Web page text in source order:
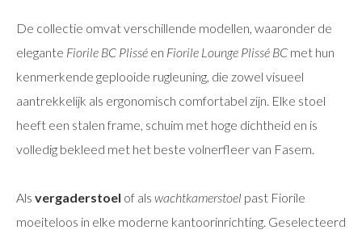
De collectie omvat verschillende modellen, waaronder de
elegante Fiorile BC Plissé en Fiorile Lounge Plissé BC met hun
kenmerkende geplooide rugleuning, die zowel visueel
aantrekkelijk als ergonomisch comfortabel zijn. Elke stoel
heeft een stalen frame, schuim met hoge dichtheid en is
volledig bekleed met het beste volnerfleer van Fasem.
Als vergaderstoel of als wachtkamerstoel past Fiorile
moeiteloos in elke moderne kantoorinrichting. Geselecteerd